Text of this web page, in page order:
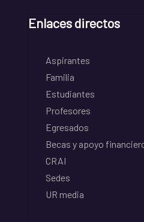
Enlaces directos
Aspirantes
Familia
Estudiantes
Profesores
Egresados
Becas y apoyo
CRAI
Sedes
UR media